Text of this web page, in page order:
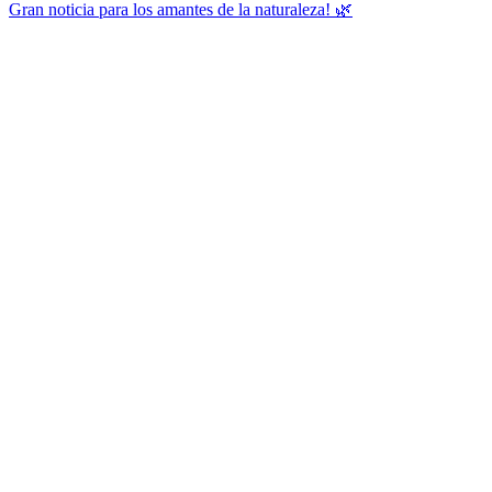
Gran noticia para los amantes de la naturaleza! 🌿